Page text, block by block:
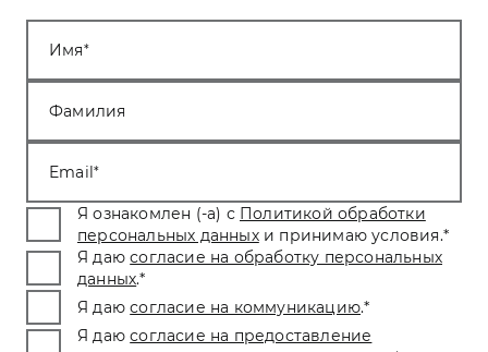
Имя
Фамилия
Email
Я ознакомлен (-а) с Политикой обработки
персональных данных и принимаю условия.*
Я даю согласие на обработку персональных
данных.*
Я даю согласие на коммуникацию.*
Я даю согласие на предоставление